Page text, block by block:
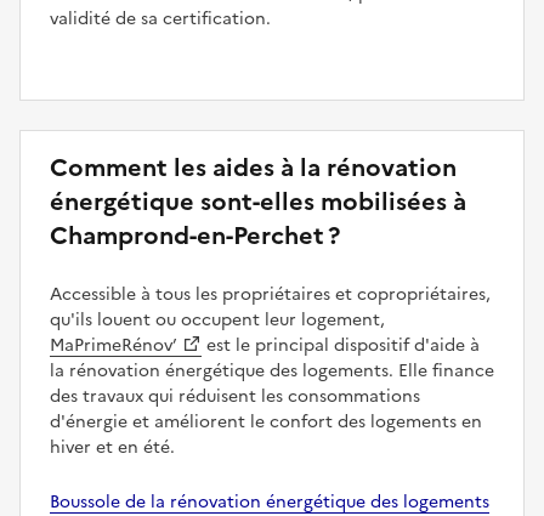
validité de sa certification.
Comment les aides à la rénovation
énergétique sont-elles mobilisées à
Champrond-en-Perchet ?
Accessible à tous les propriétaires et copropriétaires,
qu'ils louent ou occupent leur logement,
MaPrimeRénov’
est le principal dispositif d'aide à
la rénovation énergétique des logements. Elle finance
des travaux qui réduisent les consommations
d'énergie et améliorent le confort des logements en
hiver et en été.
Boussole de la rénovation énergétique des logements